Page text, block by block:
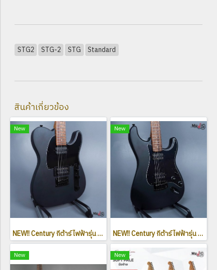
STG2 STG-2 STG Standard
สินค้าเกี่ยวข้อง
New
NEW!! Century กีต้าร์ไฟฟ้ารุ่น Dark Series Telecaster ใหม่ล่าสุด
New
NEW!! Century กีต้าร์ไฟฟ้ารุ่น Dark Series Stratocaster ใหม่ล่าสุด
New New